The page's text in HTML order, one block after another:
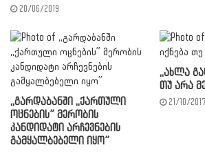
20/06/2019
,,გარდაბანში ,,ქართული
ოცნების” მერობის
კანდიდატი არჩევნების
გამყალბებელი იყო”
,,ახლა
თუ არა
21/10/2017